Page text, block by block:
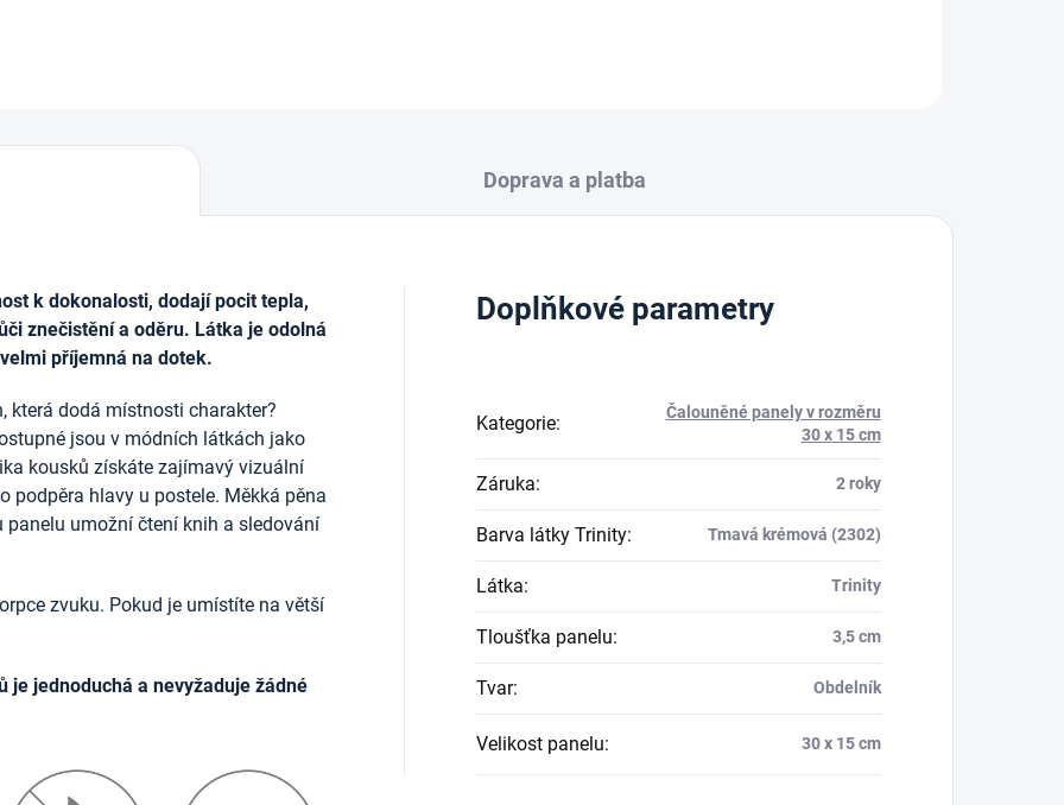
Doprava a platba
k dokonalosti, dodají pocit tepla,
znečistění a oděru. Látka je odolná
příjemná na dotek.
která dodá místnosti charakter?
jsou v módních látkách jako
kousků získáte zajímavý vizuální
podpěra hlavy u postele. Měkká pěna
umožní čtení knih a sledování
zvuku. Pokud je umístíte na větší
je jednoduchá a nevyžaduje žádné
Doplňkové parametry
Kategorie:
Čalouněné panely v rozměru
30 x 15 cm
Záruka: 2 roky
Barva látky Trinity: Tmavá krémová (2302)
Látka: Trinity
Tloušťka panelu: 3,5 cm
Tvar: Obdelník
Velikost panelu: 30 x 15 cm